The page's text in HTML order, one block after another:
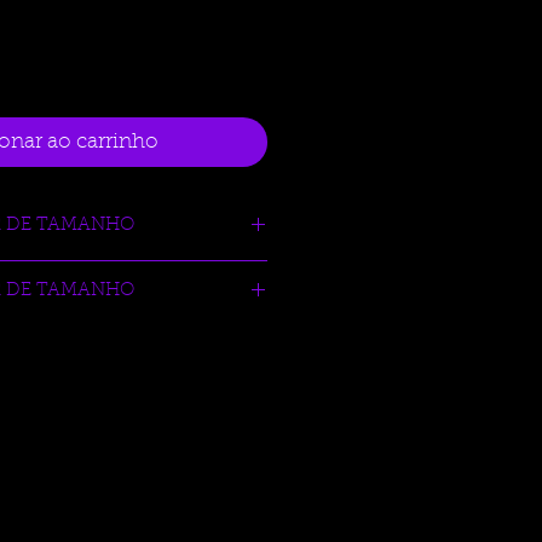
ao carrinho
DE TAMANHO
DE TAMANHO